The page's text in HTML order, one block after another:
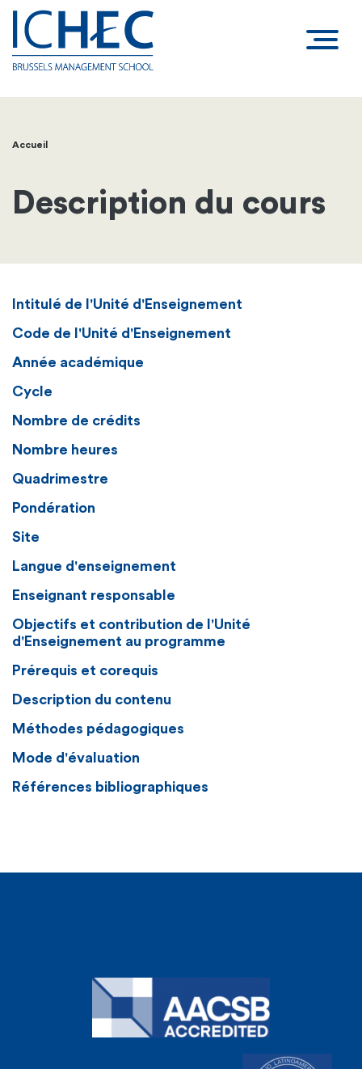
Fil
d'Ariane
Accueil
Description du cours
Intitulé de l'Unité d'Enseignement
Code de l'Unité d'Enseignement
Année académique
Cycle
Nombre de crédits
Nombre heures
Quadrimestre
Pondération
Site
Langue d'enseignement
Enseignant responsable
Objectifs et contribution de l'Unité
d'Enseignement au programme
Prérequis et corequis
Description du contenu
Méthodes pédagogiques
Mode d'évaluation
Références bibliographiques